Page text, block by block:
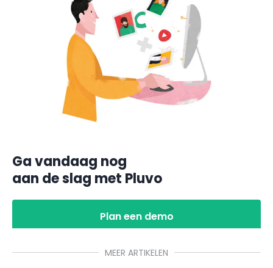
Ga vandaag nog
aan de slag met Pluvo
Plan een demo
MEER ARTIKELEN